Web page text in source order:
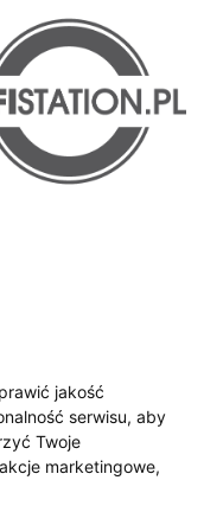
jakość
serwisu, aby
Twoje
marketingowe,